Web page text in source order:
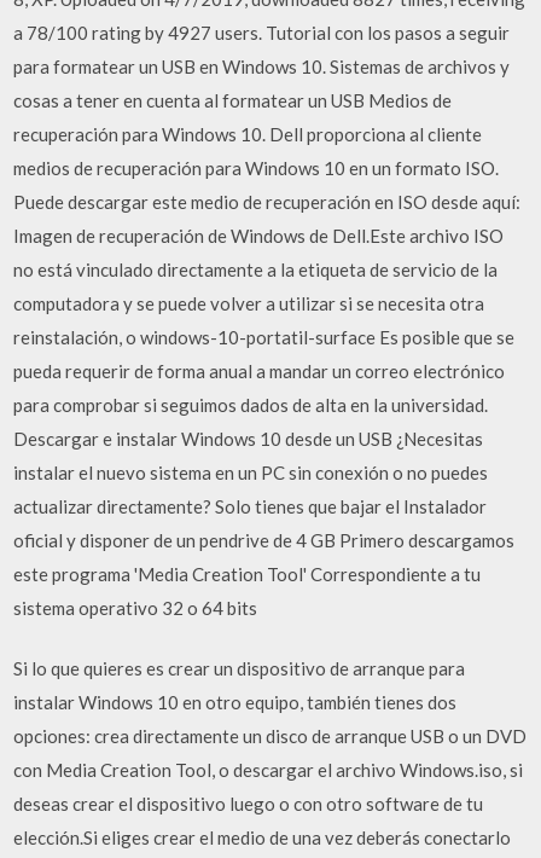
a 78/100 rating by 4927 users. Tutorial con los pasos a seguir
para formatear un USB en Windows 10. Sistemas de archivos y
cosas a tener en cuenta al formatear un USB Medios de
recuperación para Windows 10. Dell proporciona al cliente
medios de recuperación para Windows 10 en un formato ISO.
Puede descargar este medio de recuperación en ISO desde aquí:
Imagen de recuperación de Windows de Dell.Este archivo ISO
no está vinculado directamente a la etiqueta de servicio de la
computadora y se puede volver a utilizar si se necesita otra
reinstalación, o windows-10-portatil-surface Es posible que se
pueda requerir de forma anual a mandar un correo electrónico
para comprobar si seguimos dados de alta en la universidad.
Descargar e instalar Windows 10 desde un USB ¿Necesitas
instalar el nuevo sistema en un PC sin conexión o no puedes
actualizar directamente? Solo tienes que bajar el Instalador
oficial y disponer de un pendrive de 4 GB Primero descargamos
este programa 'Media Creation Tool' Correspondiente a tu
sistema operativo 32 o 64 bits
Si lo que quieres es crear un dispositivo de arranque para
instalar Windows 10 en otro equipo, también tienes dos
opciones: crea directamente un disco de arranque USB o un DVD
con Media Creation Tool, o descargar el archivo Windows.iso, si
deseas crear el dispositivo luego o con otro software de tu
elección.Si eliges crear el medio de una vez deberás conectarlo